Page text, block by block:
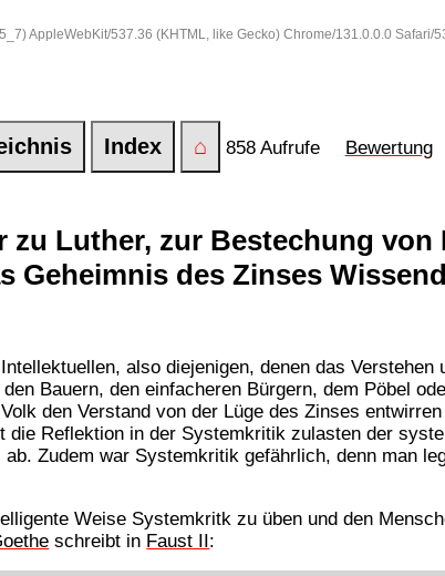
AppleWebKit/537.36 (KHTML, like Gecko) Chrome/131.0.0.0
Index ⌂ 858 Aufrufe Bewertung
zu Luther, zur Bestechung
Geheimnis des Zinses
also diejenigen, denen das Verstehen
Bauern, den einfacheren Bürgern, dem Pöbel
den Verstand von der Lüge des Zinses
die Reflektion in der Systemkritik zulasten der
Zudem war Systemkritik gefährlich, denn man
Weise Systemkritk zu üben und den
schreibt in Faust II: